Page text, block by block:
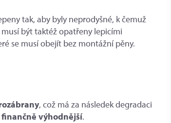
tak, aby byly neprodyšné, k čemuž
být taktéž opatřeny lepicími
se musí obejít bez montážní pěny.
, což má za následek degradaci
finančně výhodnější.